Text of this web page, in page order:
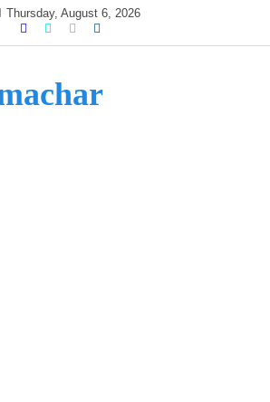
Thursday, August 6, 2026